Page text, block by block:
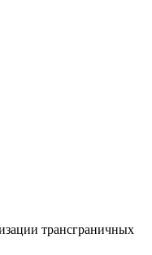
трансграничных